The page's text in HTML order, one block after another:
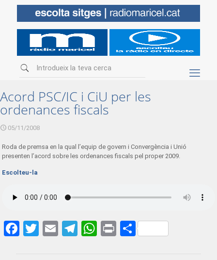
Acord PSC/IC i CiU per les
ordenances fiscals
05/11/2008
Roda de premsa en la qual l’equip de govern i Convergència i Unió
presenten l’acord sobre les ordenances fiscals pel proper 2009.
Escolteu-la
Facebook
Twitter
EmailTelegram
WhatsApp
PrintShare